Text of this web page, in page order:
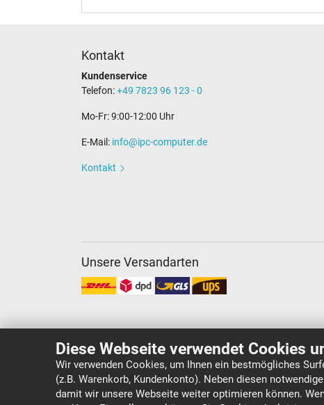
Diese Webseite verwendet Cookies
Wir verwenden Cookies, um Ihnen ein bestmögliches
(z.B. Warenkorb, Kundenkonto). Neben diesen
damit wir unsere Webseite weiter optimieren können.
Kontakt
Kundenservice
Telefon:+49 7823 96 123 - 0
Mo-Fr: 9:00-12:00 Uhr
E-Mail: info@ipc-computer.de
Kontakt
Unsere Versandarten
Copyright ©IPC-Computer Deutschland GmbH